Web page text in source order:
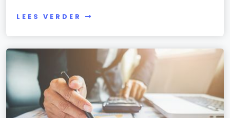
LEES VERDER